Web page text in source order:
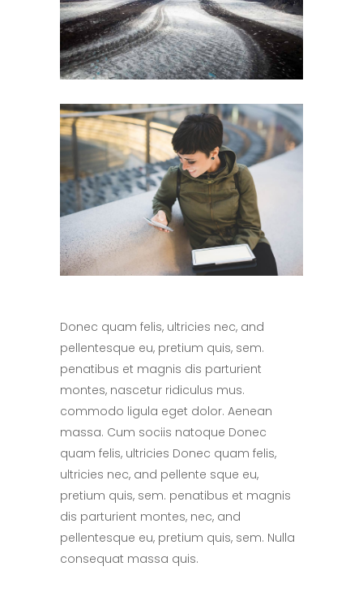
Donec quam felis, ultricies nec, and
pellentesque eu, pretium quis, sem.
penatibus et magnis dis parturient
montes, nascetur ridiculus mus.
commodo ligula eget dolor. Aenean
massa. Cum sociis natoque Donec
quam felis, ultricies Donec quam felis,
ultricies nec, and pellente sque eu,
pretium quis, sem. penatibus et magnis
dis parturient montes, nec, and
pellentesque eu, pretium quis, sem. Nulla
consequat massa quis.